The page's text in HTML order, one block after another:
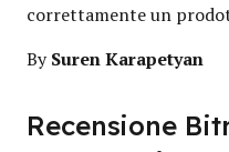
correttamente un
By Suren Karapetyan
Recensione